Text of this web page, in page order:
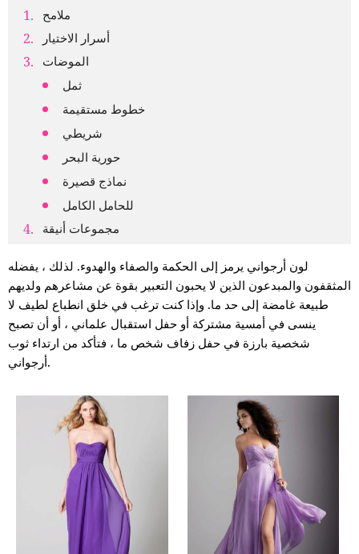
ملامح
أسرار الاختيار
الموضات
ثمل
خطوط مستقيمة
شريطي
حورية البحر
نماذج قصيرة
للحامل الكامل
مجموعات أنيقة
لون أرجواني يرمز إلى الحكمة والصفاء والهدوء. لذلك ، يفضله
المثقفون والمبدعون الذين لا يحبون التعبير بقوة عن مشاعرهم ولديهم
طبيعة غامضة إلى حد ما. وإذا كنت ترغب في خلق انطباع لطيف لا
ينسى في أمسية مشتركة أو حفل استقبال علماني ، أو أن تصبح
شخصية بارزة في حفل زفاف شخص ما ، فتأكد من ارتداء ثوب
أرجواني.